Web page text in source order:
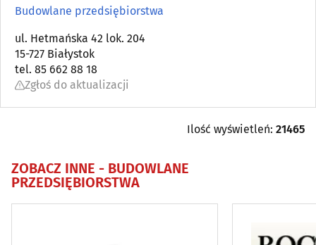
Antyki (5)
Architektura, architektura wnętrz
Biura projektów(84)
Blacharstwo i dekarstwo(17)
Brukarstwo, bruk (26)
Budowlane przedsiębiorstwa
ul. Hetmańska 42 lok. 204
15-727 Białystok
tel. 85 662 88 18
Zgłoś do aktualizacji
Ilość wyświetleń: 21465
ZOBACZ INNE - BUDOWLANE
PRZEDSIĘBIORSTWA